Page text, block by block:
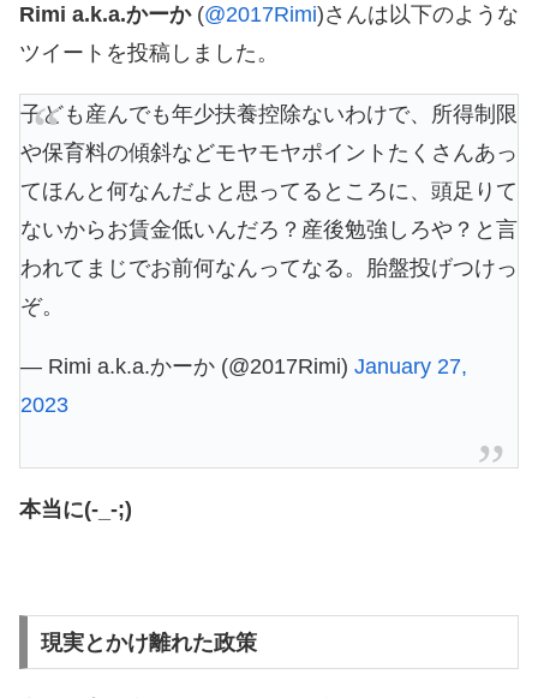
Rimi a.k.a.かーか(@2017Rimi)さんは以下のような
ツイートを投稿しました。
子ども産んでも年少扶養控除ないわけで、所得制限
や保育料の傾斜などモヤモヤポイントたくさんあっ
てほんと何なんだよと思ってるところに、頭足りて
ないからお賃金低いんだろ？産後勉強しろや？と言
われてまじでお前何なんってなる。胎盤投げつけっ
ぞ。
— Rimi a.k.a.かーか (@2017Rimi) January 27,
2023
本当に(-_-;)
現実とかけ離れた政策